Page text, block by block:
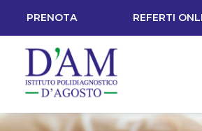
PRENOTA REFERTI